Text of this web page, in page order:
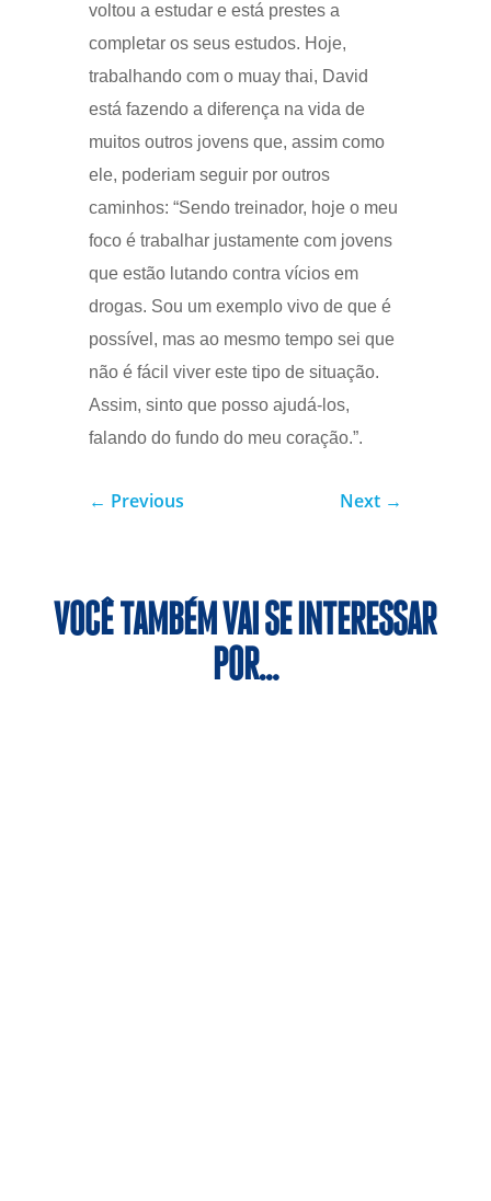
voltou a estudar e está prestes a
completar os seus estudos. Hoje,
trabalhando com o muay thai, David
está fazendo a diferença na vida de
muitos outros jovens que, assim como
ele, poderiam seguir por outros
caminhos: “Sendo treinador, hoje o meu
foco é trabalhar justamente com jovens
que estão lutando contra vícios em
drogas. Sou um exemplo vivo de que é
possível, mas ao mesmo tempo sei que
não é fácil viver este tipo de situação.
Assim, sinto que posso ajudá-los,
falando do fundo do meu coração.”.
← Previous Next →
VOCÊ TAMBÉM VAI SE INTERESSAR
POR…